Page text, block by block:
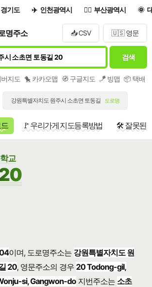
경기도 인천광역시 부산광역시
명주소 📥 CSV 🇺🇸 영문
검색
지도 🐤 카카오맵 🧭 구글지도 🪁 빙맵 📦 택배/
강원특별자치도 원주시 소초면 토동길 도로명
🚩 우리가게 지도등록방법 🛠️ 잘못된
교
이며, 도로명주소는 강원특별자치도 원
20, 영문주소의 경우 20 Todong-gil,
si, Gangwon-do지번주소는 소초